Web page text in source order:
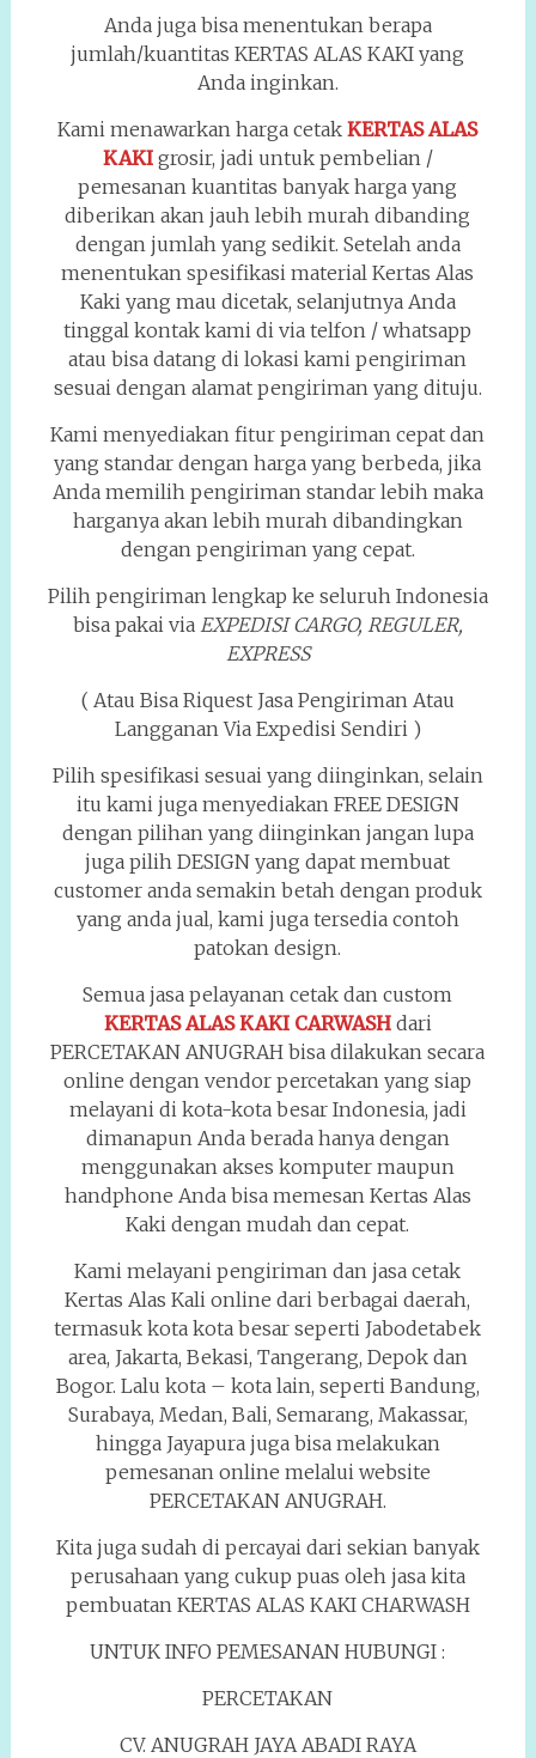
Anda juga bisa menentukan berapa
jumlah/kuantitas KERTAS ALAS KAKI yang
Anda inginkan.
Kami menawarkan harga cetakKERTAS ALAS
KAKIgrosir, jadi untuk pembelian /
pemesanan kuantitas banyak harga yang
diberikan akan jauh lebih murah dibanding
dengan jumlah yang sedikit. Setelah anda
menentukan spesifikasi material Kertas Alas
Kaki yang mau dicetak, selanjutnya Anda
tinggal kontak kami di via telfon / whatsapp
atau bisa datang di lokasi kami pengiriman
sesuai dengan alamat pengiriman yang dituju.
Kami menyediakan fitur pengiriman cepat dan
yang standar dengan harga yang berbeda, jika
Anda memilih pengiriman standar lebih maka
harganya akan lebih murah dibandingkan
dengan pengiriman yang cepat.
Pilih pengiriman lengkap ke seluruh Indonesia
bisa pakai via EXPEDISI CARGO, REGULER,
EXPRESS
( Atau Bisa Riquest Jasa Pengiriman Atau
Langganan Via Expedisi Sendiri )
Pilih spesifikasi sesuai yang diinginkan, selain
itu kami juga menyediakan FREE DESIGN
dengan pilihan yang diinginkan jangan lupa
juga pilih DESIGN yang dapat membuat
customer anda semakin betah dengan produk
yang anda jual, kami juga tersedia contoh
patokan design.
Semua jasa pelayanan cetak dan custom
KERTAS ALAS KAKI CARWASHdari
PERCETAKAN ANUGRAH bisa dilakukan secara
online dengan vendor percetakan yang siap
melayani di kota-kota besar Indonesia, jadi
dimanapun Anda berada hanya dengan
menggunakan akses komputer maupun
handphone Anda bisa memesan Kertas Alas
Kaki dengan mudah dan cepat.
Kami melayani pengiriman dan jasa cetak
Kertas Alas Kali online dari berbagai daerah,
termasuk kota kota besar seperti Jabodetabek
area, Jakarta, Bekasi, Tangerang, Depok dan
Bogor. Lalu kota – kota lain, seperti Bandung,
Surabaya, Medan, Bali, Semarang, Makassar,
hingga Jayapura juga bisa melakukan
pemesanan online melalui website
PERCETAKAN ANUGRAH.
Kita juga sudah di percayai dari sekian banyak
perusahaan yang cukup puas oleh jasa kita
pembuatan KERTAS ALAS KAKI CHARWASH
UNTUK INFO PEMESANAN HUBUNGI :
PERCETAKAN
CV. ANUGRAH JAYA ABADI RAYA